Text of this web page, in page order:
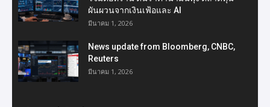
ผันผวนจากเงินเฟ้อและ AI
มีนาคม 1, 2026
News update from Bloomberg, CNBC,
Reuters
มีนาคม 1, 2026